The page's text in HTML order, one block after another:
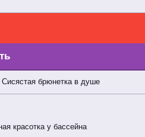
Сисястая брюнетка в душе
красотка у бассейна